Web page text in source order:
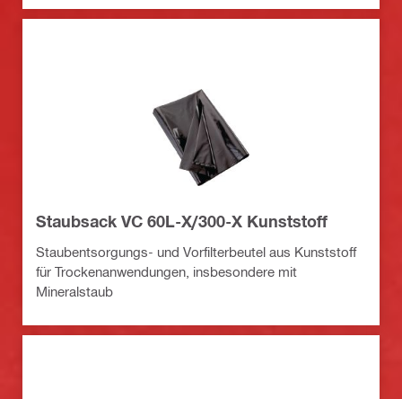
Staubsack VC 60L-X/300-X Kunststoff
Staubentsorgungs- und Vorfilterbeutel aus Kunststoff
für Trockenanwendungen, insbesondere mit
Mineralstaub